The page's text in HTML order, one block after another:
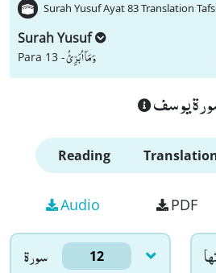
Surah Yusuf Ayat 83 Translation
Surah Yusuf
Para 13 -وَ مَاۤ اُبَرِّئُ
يوسف
Reading
Audio PDF
سورۃ 12